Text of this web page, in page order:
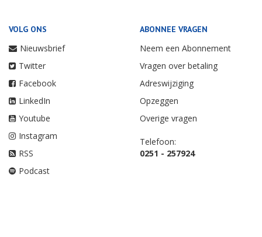
VOLG ONS
Nieuwsbrief
Twitter
Facebook
LinkedIn
Youtube
Instagram
RSS
Podcast
ABONNEE VRAGEN
Neem een Abonnement
Vragen over betaling
Adreswijziging
Opzeggen
Overige vragen
Telefoon:
0251 - 257924